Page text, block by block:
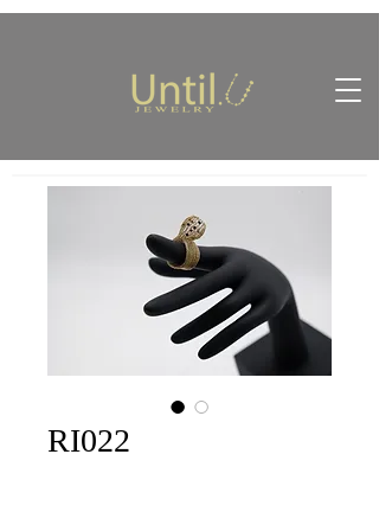
RI022